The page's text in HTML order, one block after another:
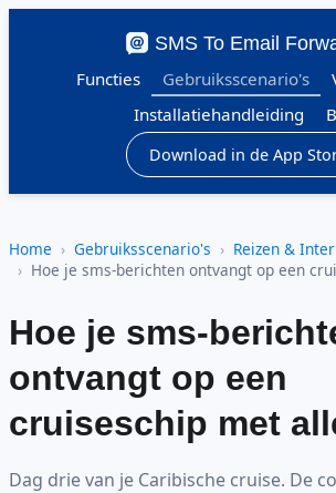
SMS To Email
Functies
Gebruiksscenario's
Installatiehandleiding
Download in de App
Home Gebruiksscenario's
Reizen &
Hoe je sms-berichten ontvangt op een
Hoe je sms-
ontvangt op een
cruiseschip met
Dag drie van je Caribische cruise. De